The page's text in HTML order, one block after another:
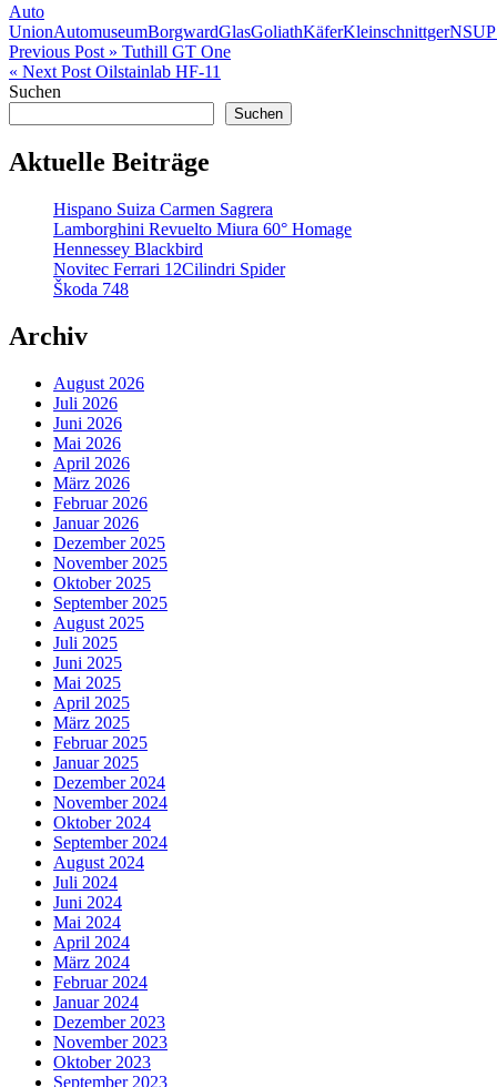
Auto
UnionAutomuseumBorgwardGlasGoliathKäferKleinschnittgerNSU
Beitragsnavigation
Previous Post » Tuthill GT One
« Next Post Oilstainlab HF-11
Suchen
Suchen
Aktuelle Beiträge
Hispano Suiza Carmen Sagrera
Lamborghini Revuelto Miura 60° Homage
Hennessey Blackbird
Novitec Ferrari 12Cilindri Spider
Škoda 748
Archiv
August 2026
Juli 2026
Juni 2026
Mai 2026
April 2026
März 2026
Februar 2026
Januar 2026
Dezember 2025
November 2025
Oktober 2025
September 2025
August 2025
Juli 2025
Juni 2025
Mai 2025
April 2025
März 2025
Februar 2025
Januar 2025
Dezember 2024
November 2024
Oktober 2024
September 2024
August 2024
Juli 2024
Juni 2024
Mai 2024
April 2024
März 2024
Februar 2024
Januar 2024
Dezember 2023
November 2023
Oktober 2023
September 2023